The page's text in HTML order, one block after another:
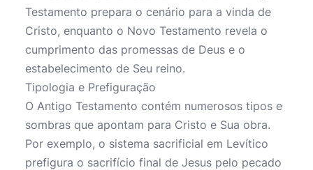
Testamento prepara o cenário para a vinda de
Cristo, enquanto o Novo Testamento revela o
cumprimento das promessas de Deus e o
estabelecimento de Seu reino.
Tipologia e Prefiguração
O Antigo Testamento contém numerosos tipos e
sombras que apontam para Cristo e Sua obra.
Por exemplo, o sistema sacrificial em Levítico
prefigura o sacrifício final de Jesus pelo pecado